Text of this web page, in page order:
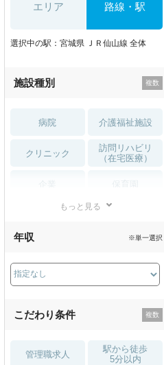
エリア 路線・駅
選択中の駅：宮城県 ＪＲ仙山線 全体
施設種別
病院 介護福祉施設
クリニック
訪問リハビリ
（在宅医療）
薬局・
もっと見る
年収 ※単一選択
こだわり条件
管理職求人
駅から徒歩
5分以内